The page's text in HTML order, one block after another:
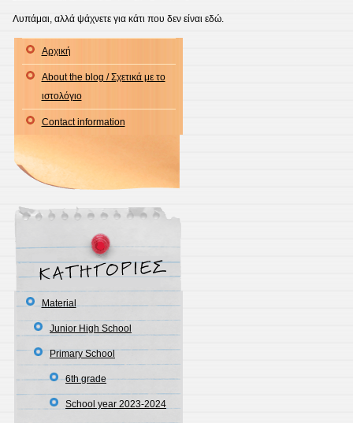
Λυπάμαι, αλλά ψάχνετε για κάτι που δεν είναι εδώ.
Αρχική
About the blog / Σχετικά με το
ιστολόγιο
Contact information
Material
Junior High School
Primary School
6th grade
School year 2023-2024